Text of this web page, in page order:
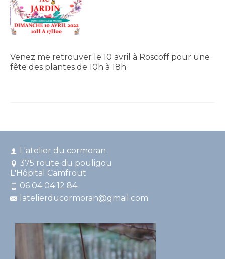
Venez me retrouver le 10 avril à Roscoff pour une
fête des plantes de 10h à 18h
L'atelier du cormoran
375 route du pouligou
L'Hôpital Camfrout
06 04 04 12 84
latelierducormoran@gmail.com